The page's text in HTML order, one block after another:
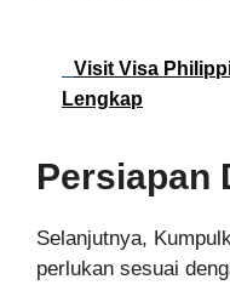
Visit Visa
Lengkap
Persiapan
Selanjutnya,
perlukan sesuai